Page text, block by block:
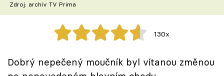
Recepty z TV
Speciál: Cuketa
Těhotnej kuchař
Zdroj: archiv TV Prima
130x
Dobrý nepečený moučník byl vítanou změnou